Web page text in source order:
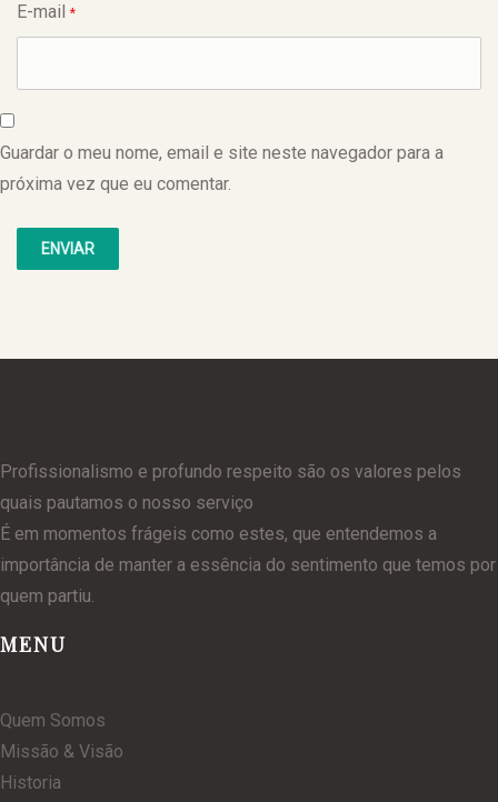
E-mail *
Guardar o meu nome, email e site neste navegador para a
próxima vez que eu comentar.
Profissionalismo e profundo respeito são os valores pelos
quais pautamos o nosso serviço
É em momentos frágeis como estes, que entendemos a
importância de manter a essência do sentimento que temos por
quem partiu.
MENU
Quem Somos
Missão & Visão
Historia